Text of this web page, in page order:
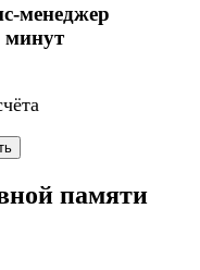
менеджер
минут
памяти